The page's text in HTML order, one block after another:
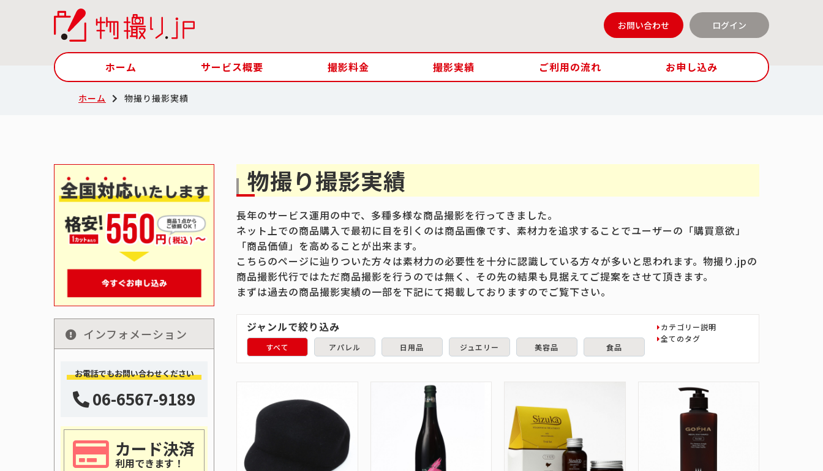
お問い合わせ ログイン
ホーム サービス概要 撮影料金 撮影実績 ご利用の流れ お申し込み
ホーム 物撮り撮影実績
物撮り撮影実績
長年のサービス運用の中で、多種多様な商品撮影を行ってきました。
ネット上での商品購入で最初に目を引くのは商品画像です、素材力を追求することでユーザーの「購買意欲」
「商品価値」を高めることが出来ます。
こちらのページに辿りついた方々は素材力の必要性を十分に認識している方々が多いと思われます。物撮り.jpの
商品撮影代行ではただ商品撮影を行うのでは無く、その先の結果も見据えてご提案をさせて頂きます。
まずは過去の商品撮影実績の一部を下記にて掲載しておりますのでご覧下さい。
ジャンルで絞り込み
すべて アパレル 日用品 ジュエリー 美容品 食品
カテゴリー説明
全てのタグ
インフォメーション
お電話でもお問い合わせください
06-6567-9189
カード決済
利用できます！